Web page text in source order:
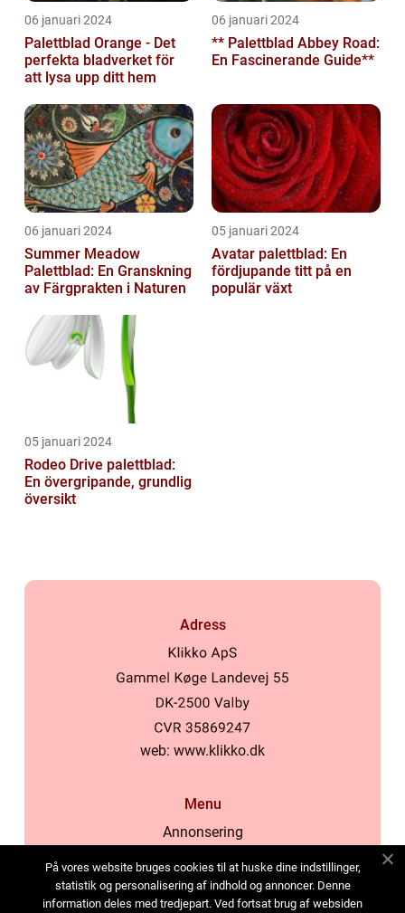
06 januari 2024
Palettblad Orange - Det
perfekta bladverket för
att lysa upp ditt hem
06 januari 2024
** Palettblad Abbey Road:
En Fascinerande Guide**
06 januari 2024
Summer Meadow
Palettblad: En Granskning
av Färgprakten i Naturen
05 januari 2024
Avatar palettblad: En
fördjupande titt på en
populär växt
05 januari 2024
Rodeo Drive palettblad:
En övergripande, grundlig
översikt
Adress
web: www.klikko.dk
Menu
Annonsering
Cookies
Kontakta oss
På vores website bruges cookies til at huske dine indstillinger,
statistik og personalisering af indhold og annoncer. Denne
information deles med tredjepart. Ved fortsat brug af websiden